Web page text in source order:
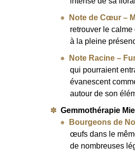
Note de Cœur –
retrouver le
à la pleine
Note Racine –
qui pourraient
évanescent
autour de son
Gemmothérapie
Bourgeons de
œufs dans le
de nombreuses